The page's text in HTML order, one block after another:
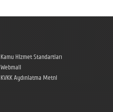
Kamu Hizmet Standartları
Webmail
KVKK Aydınlatma Metni